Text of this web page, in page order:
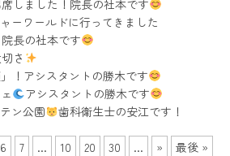
しました！院長の社本です
ーワールドに行ってきました
長の社本です
さ
」！アシスタントの勝木です
アシスタントの勝木です
ン公園
歯科衛生士の安江です！
6 7 ... 10 20 30 ... » 最後 »